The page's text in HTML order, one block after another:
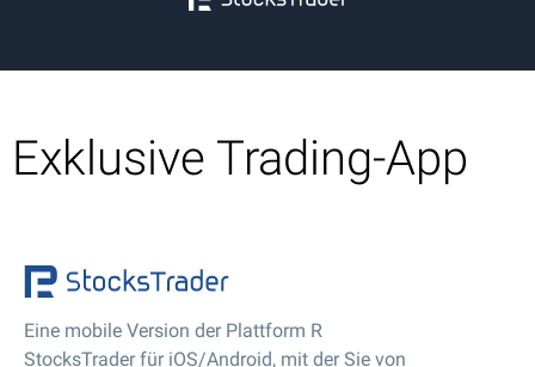
Exklusive Trading-App
Eine mobile Version der Plattform R
StocksTrader für iOS/Android, mit der Sie von